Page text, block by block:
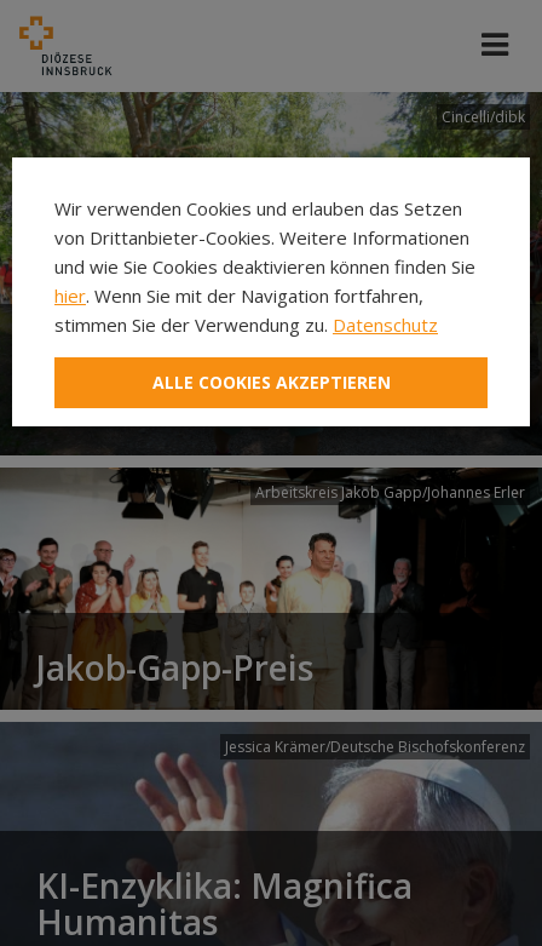
Cincelli/dibk
Neuer Pilgerweg Via
Laudato si’
Arbeitskreis Jakob Gapp/Johannes Erler
Jakob-Gapp-Preis
Jessica Krämer/Deutsche Bischofskonferenz
KI-Enzyklika: Magnifica
Humanitas
Wir verwenden Cookies und erlauben das Setzen
von Drittanbieter-Cookies. Weitere Informationen
und wie Sie Cookies deaktivieren können finden Sie
hier. Wenn Sie mit der Navigation fortfahren,
stimmen Sie der Verwendung zu. Datenschutz
ALLE COOKIES AKZEPTIEREN